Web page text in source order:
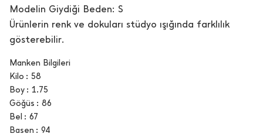
Modelin Giydiği Beden: S
Ürünlerin renk ve dokuları stüdyo ışığında farklılık
gösterebilir.
Manken Bilgileri
Kilo
58
Boy
1.75
Göğüs
86
Bel
67
Basen
94